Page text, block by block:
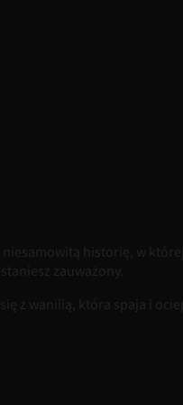
historię, w
zauważony.
z wanilią, która spaja i